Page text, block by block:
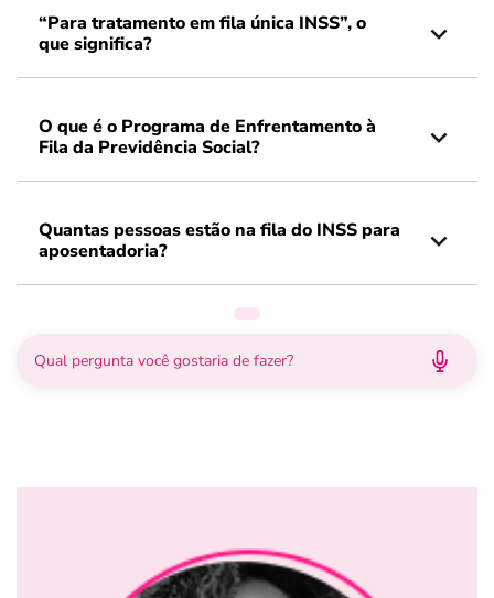
“Para tratamento em fila única INSS”, o
que significa?
O que é o Programa de Enfrentamento à
Fila da Previdência Social?
Quantas pessoas estão na fila do INSS para
aposentadoria?